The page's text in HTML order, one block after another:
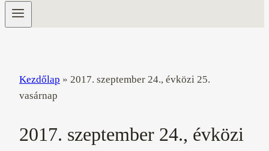
Kezdőlap » 2017. szeptember 24., évközi 25.
vasárnap
2017. szeptember 24., évközi